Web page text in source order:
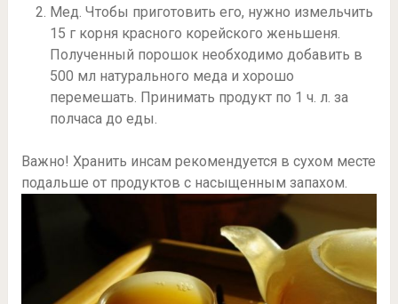
Мед. Чтобы приготовить его, нужно измельчить
15 г корня красного корейского женьшеня.
Полученный порошок необходимо добавить в
500 мл натурального меда и хорошо
перемешать. Принимать продукт по 1 ч. л. за
полчаса до еды.
Важно! Хранить инсам рекомендуется в сухом месте
подальше от продуктов с насыщенным запахом.